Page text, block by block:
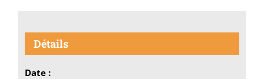
Détails
Date :